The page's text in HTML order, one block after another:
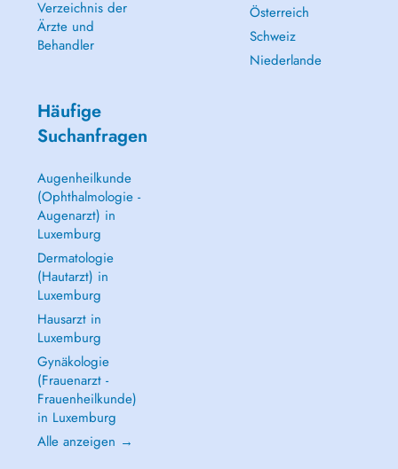
Verzeichnis der
Ärzte und
Behandler
Österreich
Schweiz
Niederlande
Häufige
Suchanfragen
Augenheilkunde
(Ophthalmologie -
Augenarzt) in
Luxemburg
Dermatologie
(Hautarzt) in
Luxemburg
Hausarzt in
Luxemburg
Gynäkologie
(Frauenarzt -
Frauenheilkunde)
in Luxemburg
Alle anzeigen →